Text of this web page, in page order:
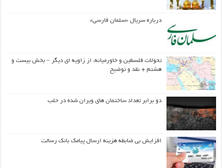
درباره سریال «سلمان فارسی»
تحولات فلسطین و خاورمیانه، از زاویه ای دیگر – بخش بیست و
هشتم + نقد و توضیح
دو برابر تعداد ساختمان های ویران شده در حلب
افزایش بی ضابطه هزینه ارسال پیامک بانک رسالت